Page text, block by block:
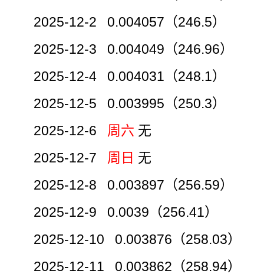
2025-12-2 0.004057（246.5）
2025-12-3 0.004049（246.96）
2025-12-4 0.004031（248.1）
2025-12-5 0.003995（250.3）
2025-12-6 周六 无
2025-12-7 周日 无
2025-12-8 0.003897（256.59）
2025-12-9 0.0039（256.41）
2025-12-10 0.003876（258.03）
2025-12-11 0.003862（258.94）